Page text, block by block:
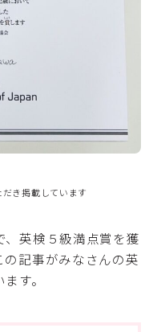
き掲載しています
、英検５級満点賞を獲
記事がみなさんの英
す。